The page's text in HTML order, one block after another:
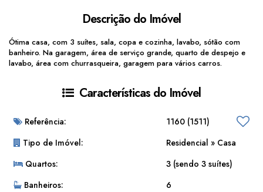
Descrição do Imóvel
Ótima casa, com 3 suítes, sala, copa e cozinha, lavabo, sótão com
banheiro. Na garagem, área de serviço grande, quarto de despejo e
lavabo, área com churrasqueira, garagem para vários carros.
Características do Imóvel
Referência: 1160 (1511)
Tipo de Imóvel:
Residencial » Casa
Quartos:
3 (sendo 3 suítes)
Banheiros:
6